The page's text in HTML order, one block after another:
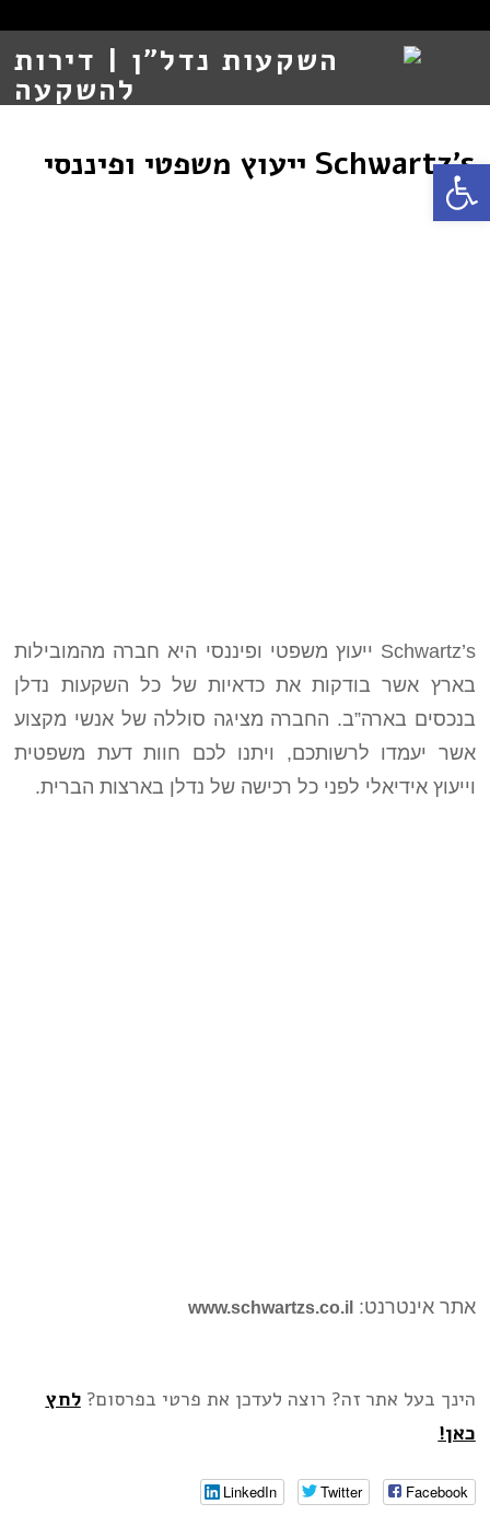
Schwartz’s ייעוץ משפטי ופיננסי
Schwartz’s ייעוץ משפטי ופיננסי היא חברה מהמובילות
בארץ אשר בודקות את כדאיות של כל השקעות נדלן
בנכסים בארה”ב. החברה מציגה סוללה של אנשי מקצוע
אשר יעמדו לרשותכם, ויתנו לכם חוות דעת משפטית
וייעוץ אידיאלי לפני כל רכישה של נדלן בארצות הברית.
אתר אינטרנט: www.schwartzs.co.il
הינך בעל אתר זה? רוצה לעדכן את פרטי בפרסום?לחץ
כאן!
Facebook
Twitter
LinkedIn
Open toolbar